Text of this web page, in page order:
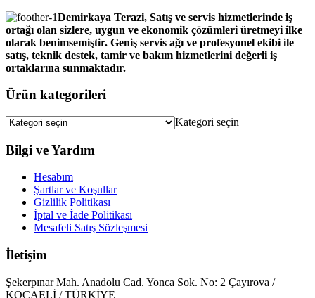
Demirkaya Terazi, Satış ve servis hizmetlerinde iş
ortağı olan sizlere, uygun ve ekonomik çözümleri üretmeyi ilke
olarak benimsemiştir. Geniş servis ağı ve profesyonel ekibi ile
satış, teknik destek, tamir ve bakım hizmetlerini değerli iş
ortaklarına sunmaktadır.
Ürün kategorileri
Kategori seçin
Bilgi ve Yardım
Hesabım
Şartlar ve Koşullar
Gizlilik Politikası
İptal ve İade Politikası
Mesafeli Satış Sözleşmesi
İletişim
Şekerpınar Mah. Anadolu Cad. Yonca Sok. No: 2 Çayırova /
KOCAELİ / TÜRKİYE